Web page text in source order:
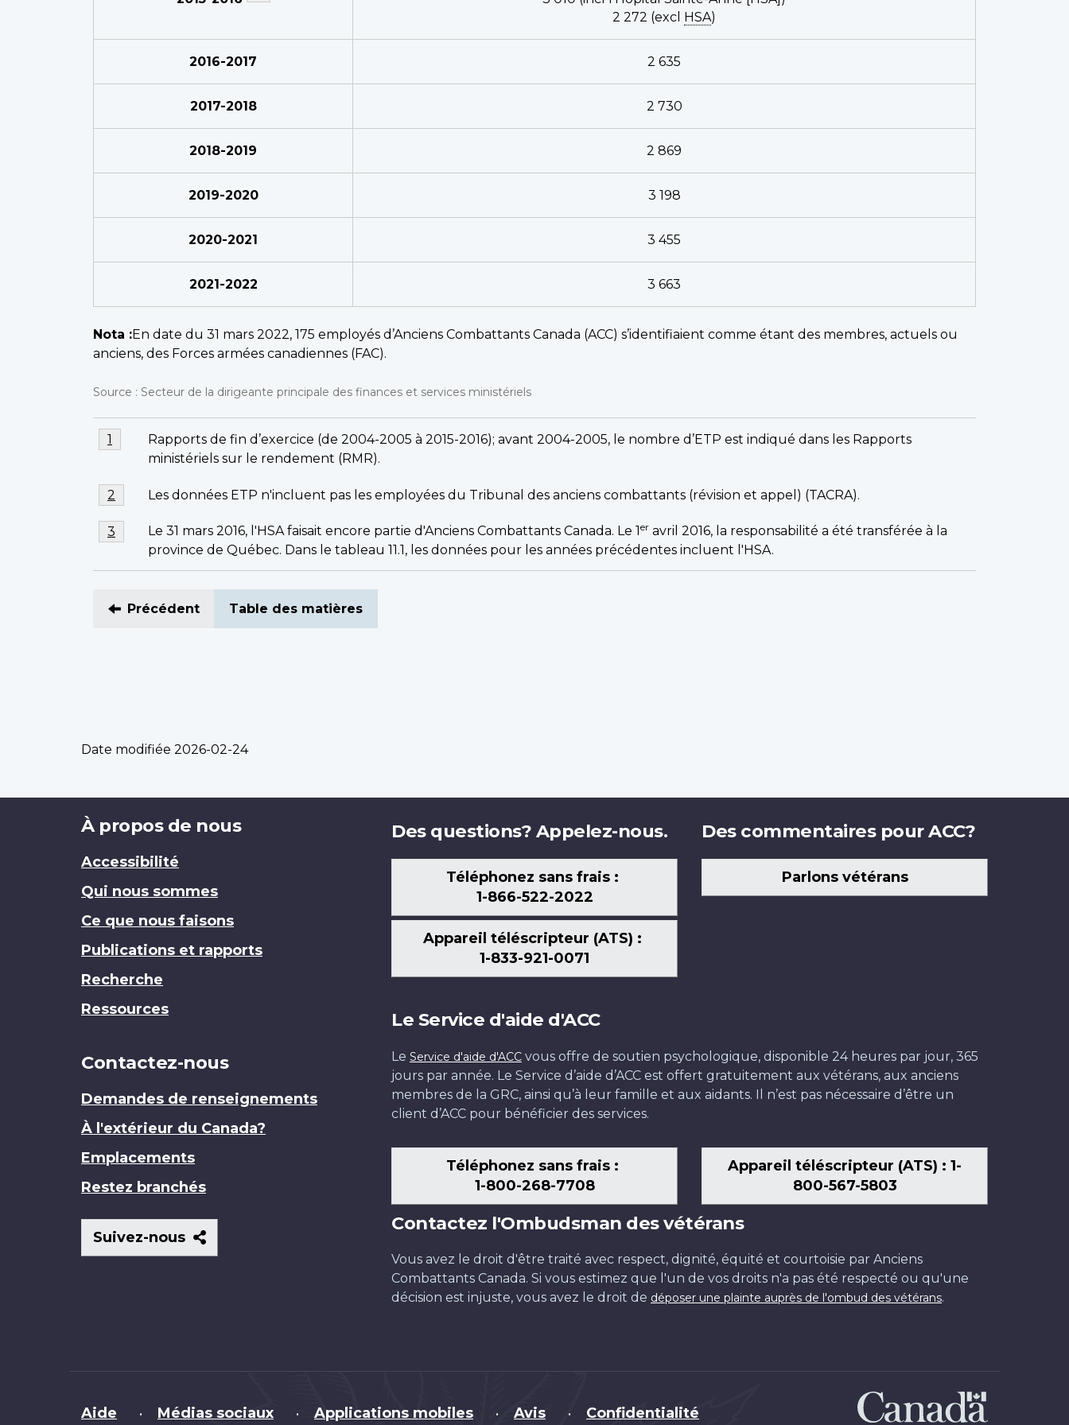
2 272 (excl HSA)
2016-2017 2 635
2017-2018 2 730
2018-2019 2 869
2019-2020 3 198
2020-2021 3 455
2021-2022 3 663
Nota :En date du 31 mars 2022, 175 employés d’Anciens Combattants Canada (ACC) s’identifiaient comme étant des membres, actuels ou
anciens, des Forces armées canadiennes (FAC).
Source : Secteur de la dirigeante principale des finances et services ministériels
Notes
bas
de
page
Note
de
de
page
Rapports de fin d’exercice (de 2004-2005 à 2015-2016); avant 2004-2005, le nombre d’ETP est indiqué dans les Rapports
ministériels sur le rendement (RMR).
Retour à la référence de la note de bas de page
1
Note
de
bas
de
Les données ETP n'incluent pas les employées du Tribunal des anciens combattants (révision et appel) (TACRA).
Retour à la référence de la note de bas de page
2
Note
de
Le 31 mars 2016, l'HSA faisait encore partie d'Anciens Combattants Canada. Le 1 er avril 2016, la responsabilité a été transférée à la
province de Québec. Dans le tableau 11.1, les données pour les années précédentes incluent l'HSA.
Retour à la référence de la note de bas de page
3
Précédent Table des matières
Date modifiée 2026-02-24
Brand
À propos de nous
Accessibilité
Qui nous sommes
Ce que nous faisons
Publications et rapports
Recherche
Ressources
Contactez-nous
Demandes de renseignements
À l'extérieur du Canada?
Emplacements
Restez branchés
Suivez-nous
Suivez-
nous
Des questions? Appelez-nous.
Téléphonez sans frais :
1-866-522-2022
Appareil téléscripteur (ATS) :
1-833-921-0071
Des commentaires pour ACC?
Parlons vétérans
Le Service d'aide d'ACC
Le Service d'aide d'ACC vous offre de soutien psychologique, disponible 24 heures par jour, 365
jours par année. Le Service d’aide d’ACC est offert gratuitement aux vétérans, aux anciens
membres de la GRC, ainsi qu’à leur famille et aux aidants. Il n’est pas nécessaire d’être un
client d’ACC pour bénéficier des services.
Téléphonez sans frais :
1-800-268-7708
Appareil téléscripteur (ATS) : 1-
800-567-5803
Contactez l'Ombudsman des vétérans
Vous avez le droit d'être traité avec respect, dignité, équité et courtoisie par Anciens
Combattants Canada. Si vous estimez que l'un de vos droits n'a pas été respecté ou qu'une
décision est injuste, vous avez le droit de déposer une plainte auprès de l'ombud des vétérans.
Brand
Aide • Médias sociaux • Applications mobiles • Avis • Confidentialité